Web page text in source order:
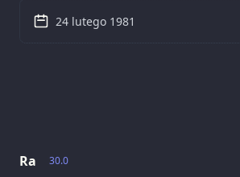
30.0
Ra
24 lutego 1981